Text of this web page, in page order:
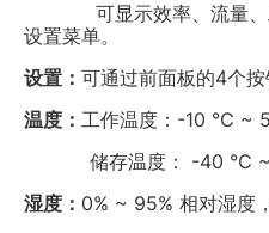
可显示效率、流量、工
设置菜单。
设置： 可通过前面板的4个按
温度： 工作温度：-10 ℃
储存温度： -40 ℃ ~
湿度： 0% ~ 95% 相对湿度